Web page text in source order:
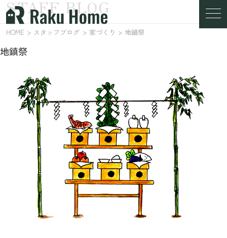
スタッフブログ
STAFF BLOG
HOME スタッフブログ 家づくり 地鎮祭
地鎮祭